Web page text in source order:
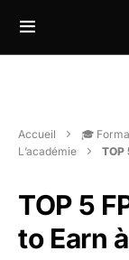
Accueil
🎓
L’académie
TOP
TOP 5
to Earn